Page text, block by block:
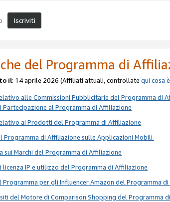
Iscriviti
del Programma di
il: 14 aprile 2026 (Affiliati attuali, controllate qui cosa
alle Commissioni Pubblicitarie del Programma di
Partecipazione al Programma di Affiliazione
ai Prodotti del Programma di Affiliazione
Programma di Affiliazione sulle Applicazioni Mobili
sui Marchi del Programma di Affiliazione
licenza IP e utilizzo del Programma di Affiliazione
Programma per gli Influencer Amazon del Programma
del Motore di Comparison Shopping del Programma